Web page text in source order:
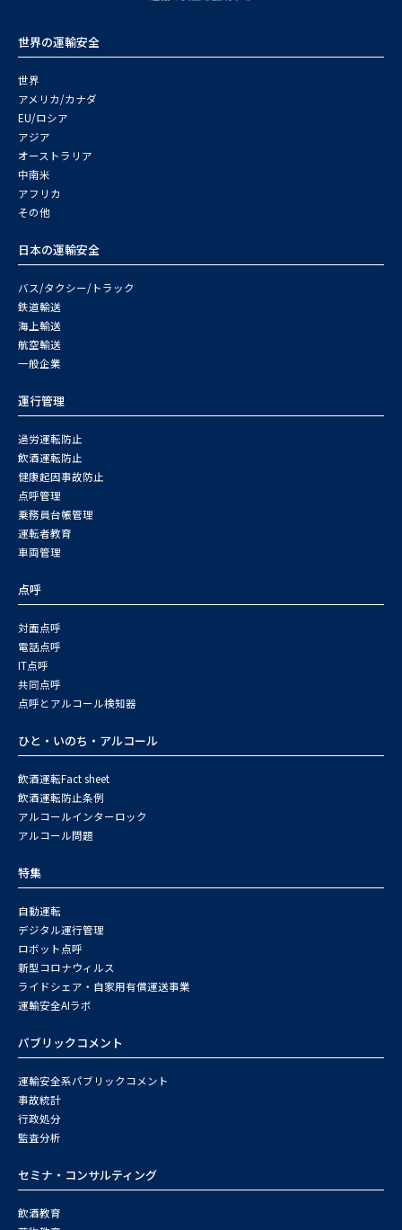
世界の運輸安全
世界
アメリカ/カナダ
EU/ロシア
アジア
オーストラリア
中南米
アフリカ
その他
日本の運輸安全
バス/タクシー/トラック
鉄道輸送
海上輸送
航空輸送
一般企業
運行管理
過労運転防止
飲酒運転防止
健康起因事故防止
点呼管理
乗務員台帳管理
運転者教育
車両管理
点呼
対面点呼
電話点呼
IT点呼
共同点呼
点呼とアルコール検知器
ひと・いのち・アルコール
飲酒運転Fact sheet
飲酒運転防止条例
アルコールインターロック
アルコール問題
特集
自動運転
デジタル運行管理
ロボット点呼
新型コロナウィルス
ライドシェア・自家用有償運送事業
運輸安全AIラボ
パブリックコメント
運輸安全系パブリックコメント
事故統計
行政処分
監査分析
セミナ・コンサルティング
飲酒教育